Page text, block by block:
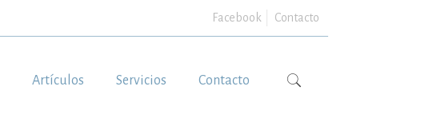
Facebook Contacto
Artículos Servicios Contacto